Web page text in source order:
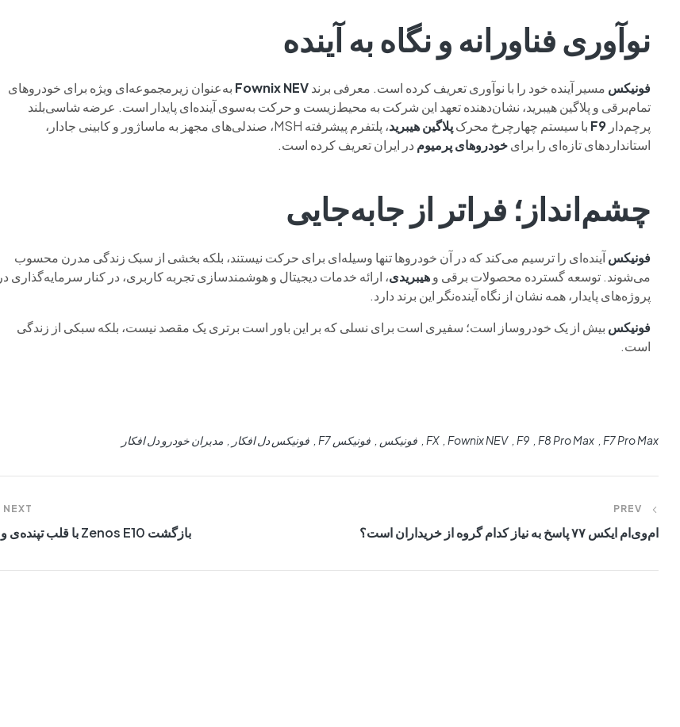
نوآوری فناورانه و نگاه به آینده
فونیکس مسیر آینده خود را با نوآوری تعریف کرده است. معرفی برندFownix NEV به‌عنوان زیرمجموعه‌ای ویژه برای خودروهای
تمام‌برقی و پلاگین هیبرید، نشان‌دهنده تعهد این شرکت به محیط‌زیست و حرکت به‌سوی آینده‌ای پایدار است. عرضه شاسی‌بلند
پرچم‌دار F9 با سیستم چهارچرخ محرکپلاگین هیبرید
، پلتفرم پیشرفته MSH، صندلی‌های مجهز به ماساژور و کابینی جادار،
استانداردهای تازه‌ای را برایخودروهای پرمیوم در ایران تعریف کرده است.
چشم‌انداز؛ فراتر از جابه‌جایی
فونیکسآینده‌ای را ترسیم می‌کند که در آن خودروها تنها وسیله‌ای برای حرکت نیستند، بلکه بخشی از سبک زندگی مدرن محسوب
می‌شوند. توسعه گسترده محصولات برقی وهیبریدی، ارائه خدمات دیجیتال و هوشمندسازی تجربه کاربری، در کنار سرمایه‌گذاری در
پروژه‌های پایدار، همه نشان از نگاه آینده‌نگر این برند دارد.
فونیکس بیش از یک خودروساز است؛ سفیری است برای نسلی که بر این باور است برتری یک مقصد نیست، بلکه سبکی از زندگی
است.
F7 Pro Max
F8 Pro Max
F9
Fownix NEV
FX فونیکس فونیکس F7 فونیکس دل افکار مدیران خودرو دل افکار
PREV
ام‌وی‌ام ایکس ۷۷ پاسخ به نیاز کدام گروه از خریداران است؟
NEXT
بازگشت Zenos E10 با قلب تپنده‌ی ولوو